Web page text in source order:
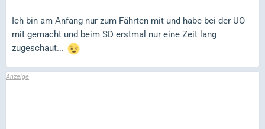
Ich bin am Anfang nur zum Fährten mit und habe bei der UO
mit gemacht und beim SD erstmal nur eine Zeit lang
zugeschaut...